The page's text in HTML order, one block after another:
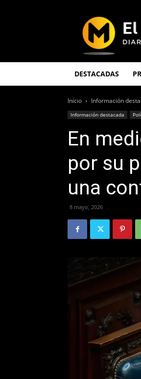
DESTACADAS
Inicio Información
Información destacada
En
por su
una
8 mayo, 2026